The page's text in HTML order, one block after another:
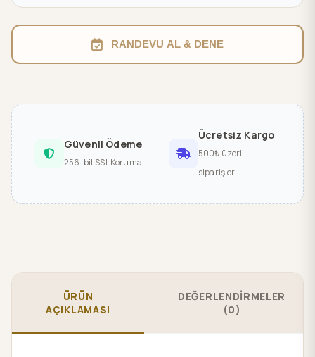
RANDEVU AL & DENE
Güvenli Ödeme
256-bit SSL Koruma
Ücretsiz Kargo
500₺ üzeri
siparişler
ÜRÜN
AÇIKLAMASI
DEĞERLENDİRMELER
(0)